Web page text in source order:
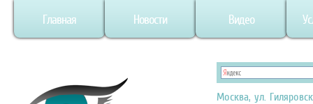
Главная Новости Видео
Москва, ул.